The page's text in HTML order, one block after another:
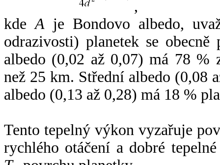
,
kdeA je Bondovo albedo,
odrazivosti) planetek se
albedo (0,02 až 0,07) má 78 %
než 25 km. Střední albedo (0,08
albedo (0,13 až 0,28) má 18 %
Tento tepelný výkon vyzařuje
rychlého otáčení a dobré